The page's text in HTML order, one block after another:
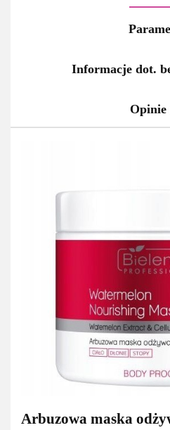
Informacje dot.
Opinie
Arbuzowa maska